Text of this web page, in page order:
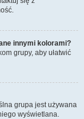
innymi kolorami?
grupy, aby ułatwić
grupa jest używana
wyświetlana.